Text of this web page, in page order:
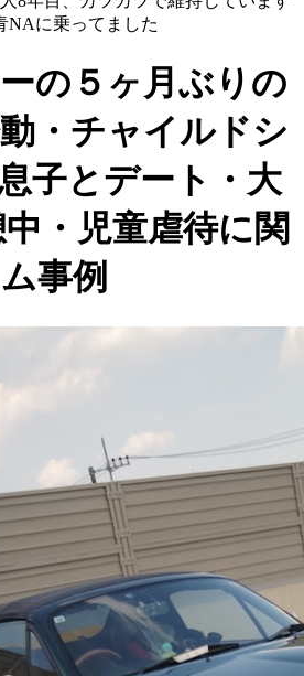
NAに乗ってました
の５ヶ月ぶりの
・チャイルドシ
子とデート・大
・児童虐待に関
事例